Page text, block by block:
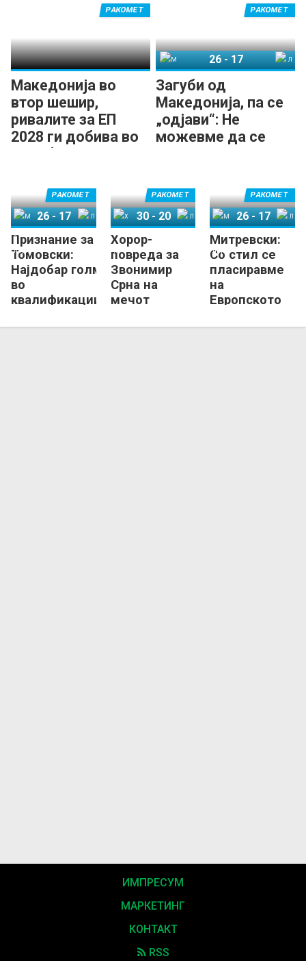
Македонија во
втор шешир,
ривалите за ЕП
2028 ги добива во
Лисабон
РАКОМЕТ
Загуби од
Македонија, па се
„одјави“: Не
можевме да се
РАКОМЕТ
26-17
Признание за
Томовски:
Најдобар голман
во
квалификациите!
РАКОМЕТ
Македонија
26 - 17
Литванија
Хорор-
повреда за
Звонимир
Срна на
мечот
Луксембург
РАКОМЕТ
Хрватска
30- 20
Митревски:
Со стил се
пласиравме
на
Европското
таму има што
РАКОМЕТ
Македонија
26- 17
ИМПРЕСУМ
МАРКЕТИНГ
КОНТАКТ
RSS